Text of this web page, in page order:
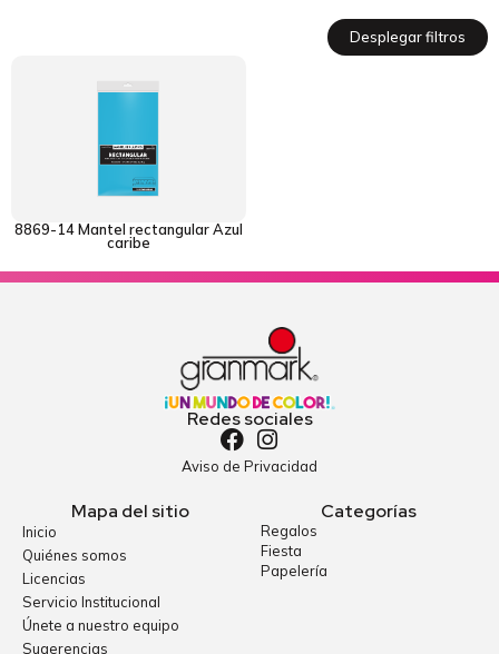
Desplegar filtros
8869-14 Mantel rectangular Azul
caribe
Redes sociales
Aviso de Privacidad
Mapa del sitio
Inicio
Quiénes somos
Licencias
Servicio Institucional
Únete a nuestro equipo
Sugerencias
Categorías
Regalos
Fiesta
Papelería